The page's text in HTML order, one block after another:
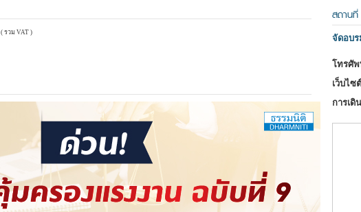
( รวม VAT )
สถานที่
จัดอบ
โทรศัพ
เว็บไซ
การเดิ